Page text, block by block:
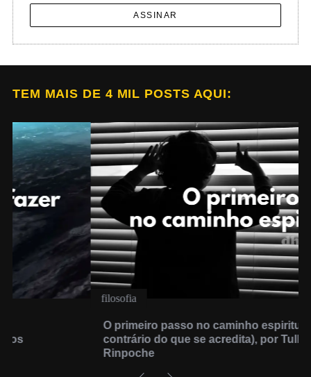
ASSINAR
TEM MAIS DE 4 MIL POSTS AQUI:
filosofia
O primeiro passo no caminho espiritual (é o
contrário do que se acredita), por Tulku Urgyen